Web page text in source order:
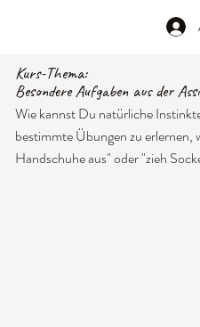
Kurs-Thema:
Besondere Aufgaben aus der
Wie kannst Du natürliche
bestimmte Übungen zu erlernen,
Handschuhe aus" oder "zieh